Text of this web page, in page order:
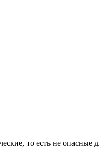
то есть не опасные